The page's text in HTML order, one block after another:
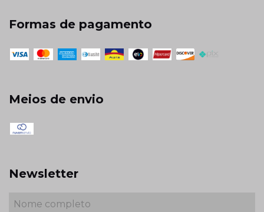
Formas de pagamento
Meios de envio
Newsletter